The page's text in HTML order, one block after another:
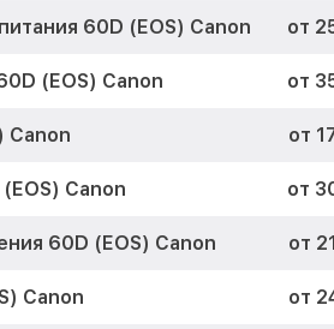
60D (EOS) Canon от
(EOS) Canon от
Canon от
Canon от
60D (EOS) Canon от
Canon от